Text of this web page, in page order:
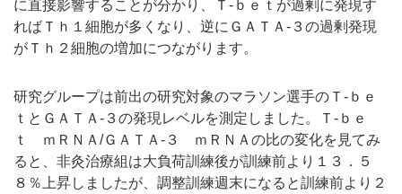
に直接影響することが分かり、Ｔ-ｂｅｔが過剰に発現す
ればＴｈ１細胞が多くなり、逆にＧＡＴＡ-３の過剰発現
がＴｈ２細胞の増加につながります。
研究グループは前出の研究対象のマラソン選手のＴ-ｂｅ
ｔとＧＡＴＡ-３の発現レベルを測定しました。Ｔ-ｂｅ
ｔ ｍＲＮＡ/ＧＡＴＡ-３ ｍＲＮＡの比の変化を見てみ
ると、非灸治療組は大負荷訓練後が訓練前より１３．５
８％上昇しましたが、調整訓練週末になると訓練前より２